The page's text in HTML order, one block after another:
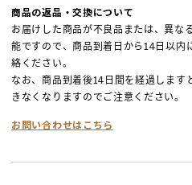
商品の返品・交換について
お届けした商品が不良品または、異な
能ですので、商品到着日から14日以内
絡ください。
なお、商品到着後14日間を経過します
きなくなりますのでご注意ください。
お問い合わせはこちら